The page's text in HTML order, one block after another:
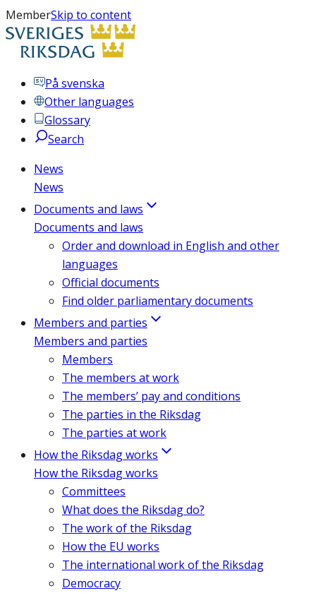
MemberSkip to content
På svenska
Other languages
Glossary
Search
News
News
Documents and laws
Documents and laws
Order and download in English and other
languages
Official documents
Find older parliamentary documents
Members and parties
Members and parties
Members
The members at work
The members’ pay and conditions
The parties in the Riksdag
The parties at work
How the Riksdag works
How the Riksdag works
Committees
What does the Riksdag do?
The work of the Riksdag
How the EU works
The international work of the Riksdag
Democracy